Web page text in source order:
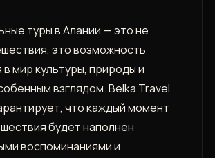
туры в Алании — это не
это возможность
в мир культуры, природы и
взглядом. Belka Travel
что каждый момент
будет наполнен
воспоминаниями и